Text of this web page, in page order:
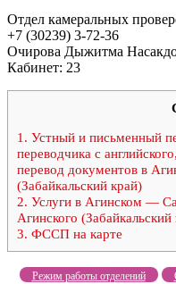
Отдел камеральных
+7 (30239) 3-72-36
Очирова Дыжитма
Кабинет: 23
1. Устный и письменный
переводчика с
перевод документов в
(Забайкальский край)
2. Услуги в Агинском —
Агинского (Забайкальский
3. ФССП на карте
Режим работы отделений